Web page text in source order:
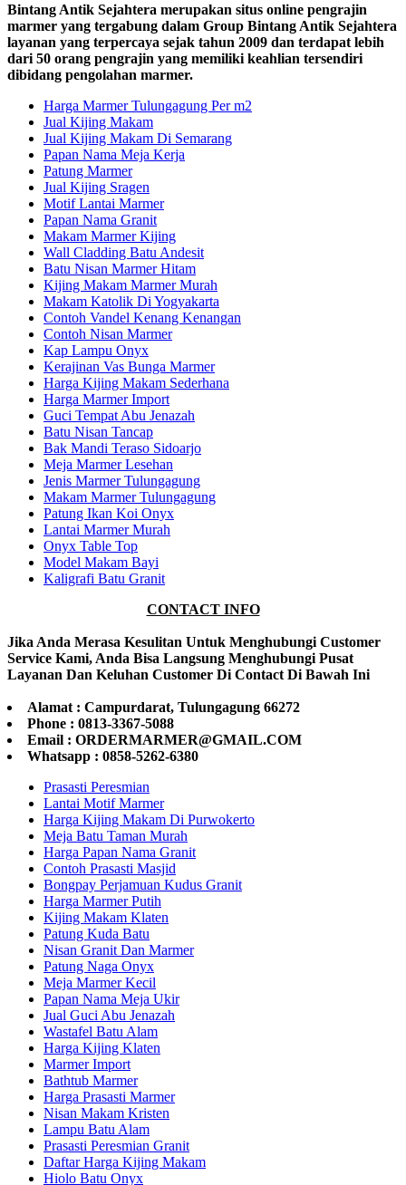
Bintang Antik Sejahtera merupakan situs online pengrajin
marmer yang tergabung dalam Group Bintang Antik Sejahtera
layanan yang terpercaya sejak tahun 2009 dan terdapat lebih
dari 50 orang pengrajin yang memiliki keahlian tersendiri
dibidang pengolahan marmer.
Harga Marmer Tulungagung Per m2
Jual Kijing Makam
Jual Kijing Makam Di Semarang
Papan Nama Meja Kerja
Patung Marmer
Jual Kijing Sragen
Motif Lantai Marmer
Papan Nama Granit
Makam Marmer Kijing
Wall Cladding Batu Andesit
Batu Nisan Marmer Hitam
Kijing Makam Marmer Murah
Makam Katolik Di Yogyakarta
Contoh Vandel Kenang Kenangan
Contoh Nisan Marmer
Kap Lampu Onyx
Kerajinan Vas Bunga Marmer
Harga Kijing Makam Sederhana
Harga Marmer Import
Guci Tempat Abu Jenazah
Batu Nisan Tancap
Bak Mandi Teraso Sidoarjo
Meja Marmer Lesehan
Jenis Marmer Tulungagung
Makam Marmer Tulungagung
Patung Ikan Koi Onyx
Lantai Marmer Murah
Onyx Table Top
Model Makam Bayi
Kaligrafi Batu Granit
CONTACT INFO
Jika Anda Merasa Kesulitan Untuk Menghubungi Customer
Service Kami, Anda Bisa Langsung Menghubungi Pusat
Layanan Dan Keluhan Customer Di Contact Di Bawah Ini
Alamat : Campurdarat, Tulungagung 66272
Phone : 0813-3367-5088
Email : ORDERMARMER@GMAIL.COM
Whatsapp : 0858-5262-6380
Prasasti Peresmian
Lantai Motif Marmer
Harga Kijing Makam Di Purwokerto
Meja Batu Taman Murah
Harga Papan Nama Granit
Contoh Prasasti Masjid
Bongpay Perjamuan Kudus Granit
Harga Marmer Putih
Kijing Makam Klaten
Patung Kuda Batu
Nisan Granit Dan Marmer
Patung Naga Onyx
Meja Marmer Kecil
Papan Nama Meja Ukir
Jual Guci Abu Jenazah
Wastafel Batu Alam
Harga Kijing Klaten
Marmer Import
Bathtub Marmer
Harga Prasasti Marmer
Nisan Makam Kristen
Lampu Batu Alam
Prasasti Peresmian Granit
Daftar Harga Kijing Makam
Hiolo Batu Onyx